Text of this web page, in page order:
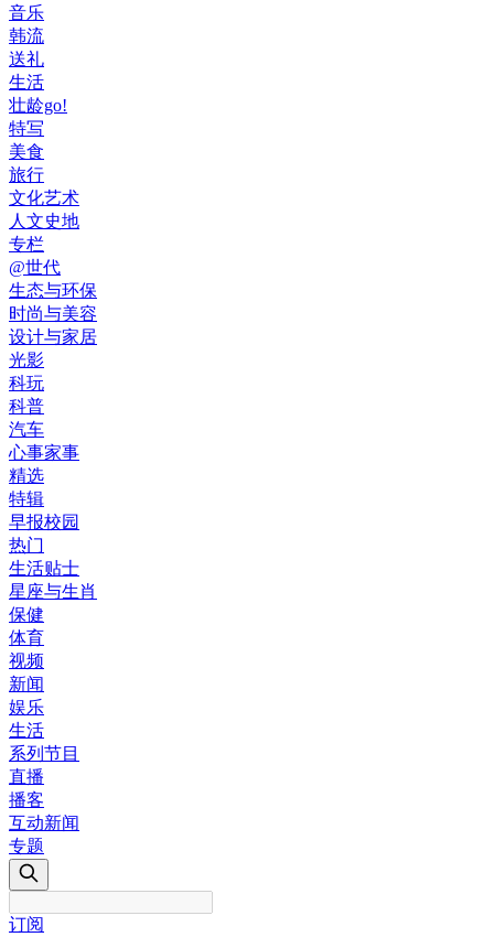
音乐
韩流
送礼
生活
壮龄go!
特写
美食
旅行
文化艺术
人文史地
专栏
@世代
生态与环保
时尚与美容
设计与家居
光影
科玩
科普
汽车
心事家事
精选
特辑
早报校园
热门
生活贴士
星座与生肖
保健
体育
视频
新闻
娱乐
生活
系列节目
直播
播客
互动新闻
专题
订阅